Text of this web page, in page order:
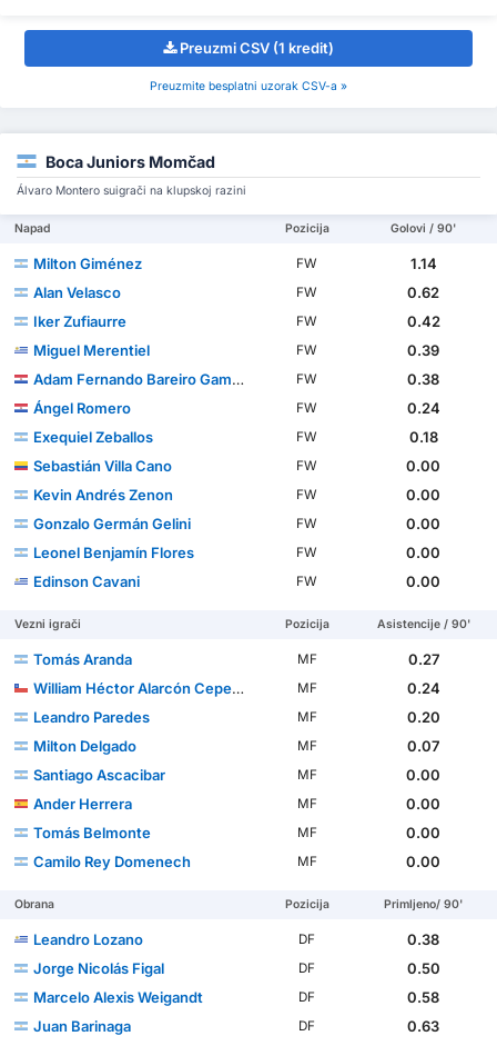
Preuzmi CSV (1 kredit)
Preuzmite besplatni uzorak CSV-a »
Boca Juniors Momčad
Álvaro Montero suigrači na klupskoj razini
Napad Pozicija Golovi / 90'
Milton Giménez FW
1.14
Alan Velasco
FW
0.62
Iker Zufiaurre
FW
0.42
Miguel Merentiel
FW
0.39
Adam Fernando Bareiro Gamarra
FW
0.38
Ángel Romero
FW
0.24
Exequiel Zeballos
FW
0.18
Sebastián Villa Cano
FW
0.00
Kevin Andrés Zenon
FW
0.00
Gonzalo Germán Gelini
FW
0.00
Leonel Benjamín Flores
FW
0.00
Edinson Cavani
FW 0.00
Vezni igrači Pozicija Asistencije / 90'
Tomás Aranda MF
0.27
William Héctor Alarcón Cepeda
MF
0.24
Leandro Paredes
MF
0.20
Milton Delgado
MF
0.07
Santiago Ascacibar
MF
0.00
Ander Herrera
MF
0.00
Tomás Belmonte
MF
0.00
Camilo Rey Domenech
MF 0.00
Obrana Pozicija Primljeno/ 90'
Leandro Lozano DF
0.38
Jorge Nicolás Figal
DF
0.50
Marcelo Alexis Weigandt
DF
0.58
Juan Barinaga
DF 0.63